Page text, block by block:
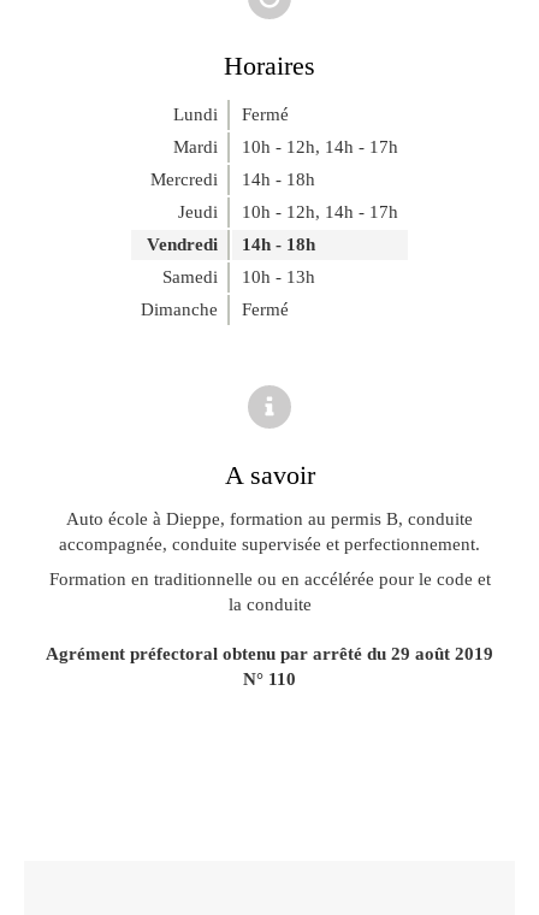
Horaires
Lundi
Fermé
Mardi
10h - 12h, 14h - 17h
Mercredi
14h - 18h
Jeudi
10h - 12h, 14h - 17h
Vendredi
14h - 18h
Samedi
10h - 13h
Dimanche
Fermé
A savoir
Auto école à Dieppe, formation au permis B, conduite
accompagnée, conduite supervisée et perfectionnement.
Formation en traditionnelle ou en accélérée pour le code et
la conduite
Agrément préfectoral obtenu par arrêté du 29 août 2019
N° 110